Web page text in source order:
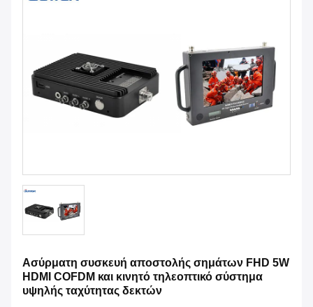
Ασύρματη συσκευή αποστολής σημάτων FHD 5W
HDMI COFDM και κινητό τηλεοπτικό σύστημα
υψηλής ταχύτητας δεκτών